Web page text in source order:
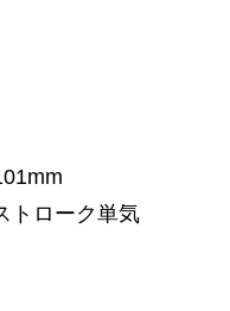
トローク単気